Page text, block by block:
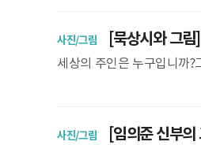
사진/그림 [묵상시와 그
세상의 주인은 누구입니까
사진/그림 [임의준 신부의